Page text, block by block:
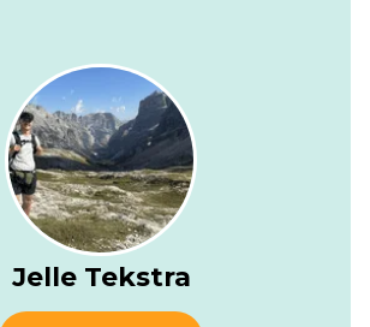
i wysokich przełęczach, z kilkoma
odcinkami, które dodają
dnia.
rozwija, szlak stopniowo opada w
krajobrazy pełne strumieni,
łąk. Po drodze mijasz odległe
i malownicze punkty widokowe, podczas
wody towarzyszy większej części
miejscami skalisty, zwłaszcza na
niżej w dolinie.
Jelle Tekstra